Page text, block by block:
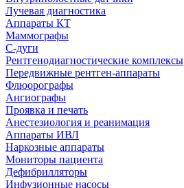
Лучевая диагностика
Аппараты КТ
Маммографы
С-дуги
Рентгенодиагностические комплексы
Передвижные рентген-аппараты
Флюорографы
Ангиографы
Проявка и печать
Анестезиология и реанимация
Аппараты ИВЛ
Наркозные аппараты
Мониторы пациента
Дефибрилляторы
Инфузионные насосы